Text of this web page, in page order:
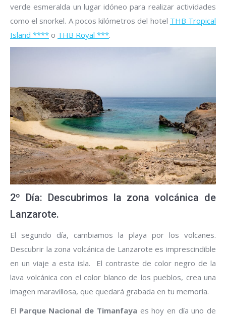
verde esmeralda un lugar idóneo para realizar actividades
como el snorkel. A pocos kilómetros del hotel THB Tropical
Island **** o THB Royal ***.
2º Día: Descubrimos la zona volcánica de
Lanzarote.
El segundo día, cambiamos la playa por los volcanes.
Descubrir la zona volcánica de Lanzarote es imprescindible
en un viaje a esta isla. El contraste de color negro de la
lava volcánica con el color blanco de los pueblos, crea una
imagen maravillosa, que quedará grabada en tu memoria.
El Parque Nacional de Timanfayaes hoy en día uno de